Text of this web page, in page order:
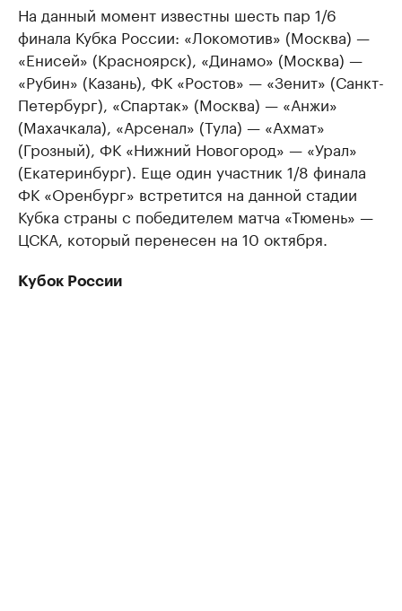
На данный момент известны шесть пар 1/6
финала Кубка России: «Локомотив» (Москва) —
«Енисей» (Красноярск), «Динамо» (Москва) —
«Рубин» (Казань), ФК «Ростов» — «Зенит» (Санкт-
Петербург), «Спартак» (Москва) — «Анжи»
(Махачкала), «Арсенал» (Тула) — «Ахмат»
(Грозный), ФК «Нижний Новогород» — «Урал»
(Екатеринбург). Еще один участник 1/8 финала
ФК «Оренбург» встретится на данной стадии
Кубка страны с победителем матча «Тюмень» —
ЦСКА, который перенесен на 10 октября.
Кубок России